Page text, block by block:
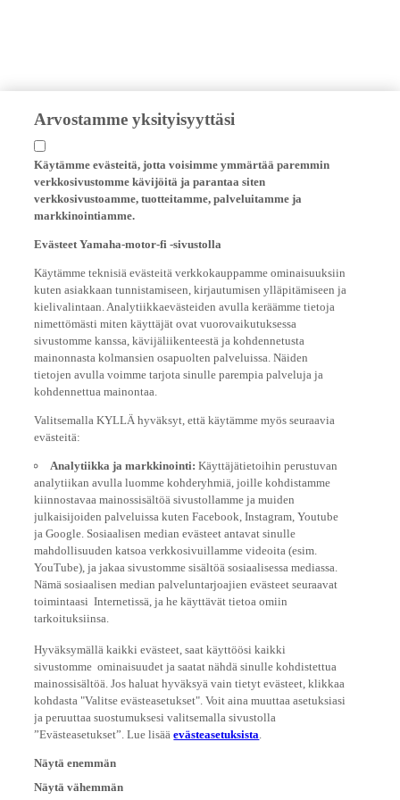
Arvostamme yksityisyyttäsi
Käytämme evästeitä, jotta voisimme ymmärtää paremmin
verkkosivustomme kävijöitä ja parantaa siten
verkkosivustoamme, tuotteitamme, palveluitamme ja
markkinointiamme.
Evästeet Yamaha-motor-fi -sivustolla
Käytämme teknisiä evästeitä verkkokauppamme ominaisuuksiin
kuten asiakkaan tunnistamiseen, kirjautumisen ylläpitämiseen ja
kielivalintaan. Analytiikkaevästeiden avulla keräämme tietoja
nimettömästi miten käyttäjät ovat vuorovaikutuksessa
sivustomme kanssa, kävijäliikenteestä ja kohdennetusta
mainonnasta kolmansien osapuolten palveluissa. Näiden
tietojen avulla voimme tarjota sinulle parempia palveluja ja
kohdennettua mainontaa.
Valitsemalla KYLLÄ hyväksyt, että käytämme myös seuraavia
evästeitä:
Analytiikka ja markkinointi:Käyttäjätietoihin perustuvan
analytiikan avulla luomme kohderyhmiä, joille kohdistamme
kiinnostavaa mainossisältöä sivustollamme ja muiden
julkaisijoiden palveluissa kuten Facebook, Instagram, Youtube
ja Google. Sosiaalisen median evästeet antavat sinulle
mahdollisuuden katsoa verkkosivuillamme videoita (esim.
YouTube), ja jakaa sivustomme sisältöä sosiaalisessa mediassa.
Nämä sosiaalisen median palveluntarjoajien evästeet seuraavat
toimintaasi Internetissä, ja he käyttävät tietoa omiin
tarkoituksiinsa.
Hyväksymällä kaikki evästeet, saat käyttöösi kaikki
sivustomme ominaisuudet ja saatat nähdä sinulle kohdistettua
mainossisältöä. Jos haluat hyväksyä vain tietyt evästeet, klikkaa
kohdasta "Valitse evästeasetukset". Voit aina muuttaa asetuksiasi
ja peruuttaa suostumuksesi valitsemalla sivustolla
”Evästeasetukset”. Lue lisää evästeasetuksista
Näytä enemmän
Näytä vähemmän